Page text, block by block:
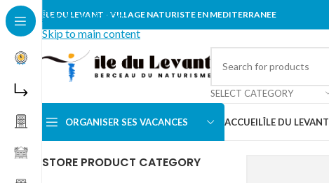
Skip to navigation
Skip to main content
ÎLE DU LEVANT - VILLAGE NATURISTE EN MEDITERRANEE
SELECT CATEGORY
ORGANISER SES VACANCES ACCUEILÎLE DU LEVANT
STORE PRODUCT CATEGORY